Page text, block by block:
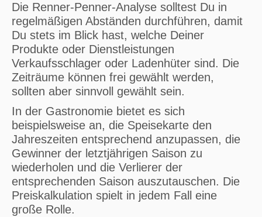
Die Renner-Penner-Analyse solltest Du in
regelmäßigen Abständen durchführen, damit
Du stets im Blick hast, welche Deiner
Produkte oder Dienstleistungen
Verkaufsschlager oder Ladenhüter sind. Die
Zeiträume können frei gewählt werden,
sollten aber sinnvoll gewählt sein.
In der Gastronomie bietet es sich
beispielsweise an, die Speisekarte den
Jahreszeiten entsprechend anzupassen, die
Gewinner der letztjährigen Saison zu
wiederholen und die Verlierer der
entsprechenden Saison auszutauschen. Die
Preiskalkulation spielt in jedem Fall eine
große Rolle.